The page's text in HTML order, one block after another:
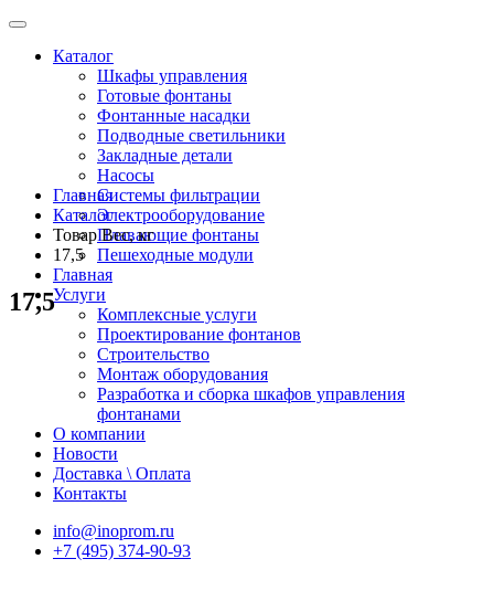
Каталог
Шкафы управления
Готовые фонтаны
Фонтанные насадки
Подводные светильники
Закладные детали
Насосы
Системы фильтрации
Электрооборудование
Плавающие фонтаны
Пешеходные модули
Главная
Услуги
Комплексные услуги
Проектирование фонтанов
Строительство
Монтаж оборудования
Разработка и сборка шкафов управления
фонтанами
О компании
Новости
Доставка \ Оплата
Контакты
info@inoprom.ru
+7 (495) 374-90-93
Главная
Каталог
Товар Вес, кг
17,5
17,5